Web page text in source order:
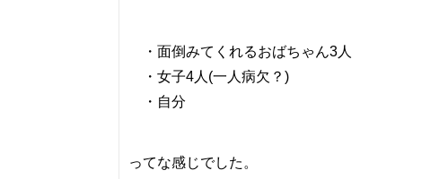
・面倒みてくれるおばちゃん3人
・女子4人(一人病欠？)
・自分
ってな感じでした。